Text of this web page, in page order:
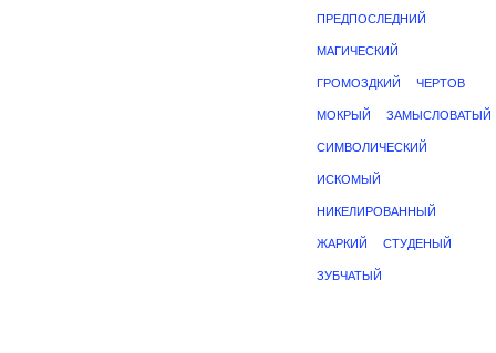
ПРЕДПОСЛЕДНИЙ
МАГИЧЕСКИЙ
ГРОМОЗДКИЙ ЧЕРТОВ
МОКРЫЙ ЗАМЫСЛОВАТЫЙ
СИМВОЛИЧЕСКИЙ
ИСКОМЫЙ
НИКЕЛИРОВАННЫЙ
ЖАРКИЙ СТУДЕНЫЙ
ЗУБЧАТЫЙ